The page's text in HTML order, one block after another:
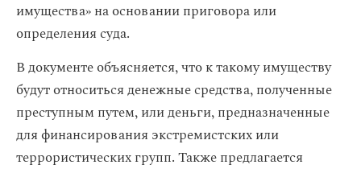
имущества» на основании приговора или
определения суда.
В документе объясняется, что к такому имуществу
будут относиться денежные средства, полученные
преступным путем, или деньги, предназначенные
для финансирования экстремистских или
террористических групп. Также предлагается